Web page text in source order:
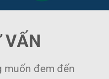
VẤN
muốn đem đến